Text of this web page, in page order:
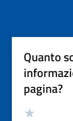
Quanto
pagina?
Valutazione